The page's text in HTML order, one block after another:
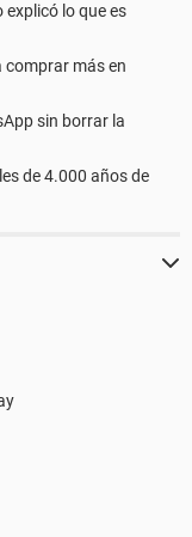
explicó lo que es
comprar más en
sin borrar la
de 4.000 años de